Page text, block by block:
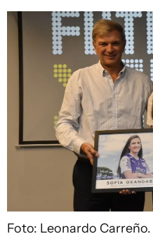
Foto: Leonardo Carreño.